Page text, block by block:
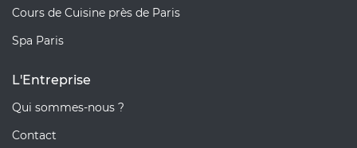
Cours de Cuisine près de Paris
Spa Paris
L'Entreprise
Qui sommes-nous ?
Contact